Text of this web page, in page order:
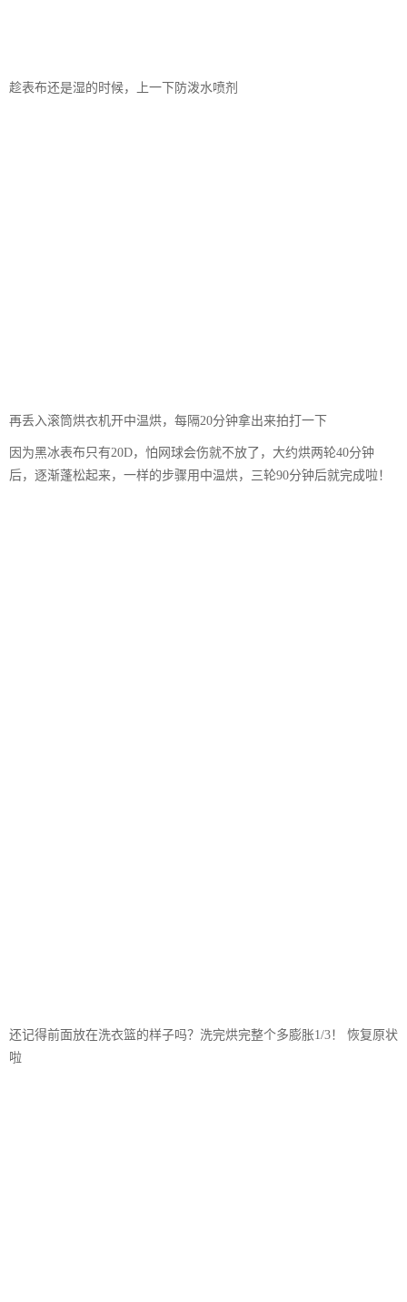
趁表布还是湿的时候，上一下防泼水喷剂
再丢入滚筒烘衣机开中温烘，每隔20分钟拿出来拍打一下
因为黑冰表布只有20D，怕网球会伤就不放了，大约烘两轮40分钟
后，逐渐蓬松起来，一样的步骤用中温烘，三轮90分钟后就完成啦！
还记得前面放在洗衣篮的样子吗？洗完烘完整个多膨胀1/3！ 恢复原状
啦